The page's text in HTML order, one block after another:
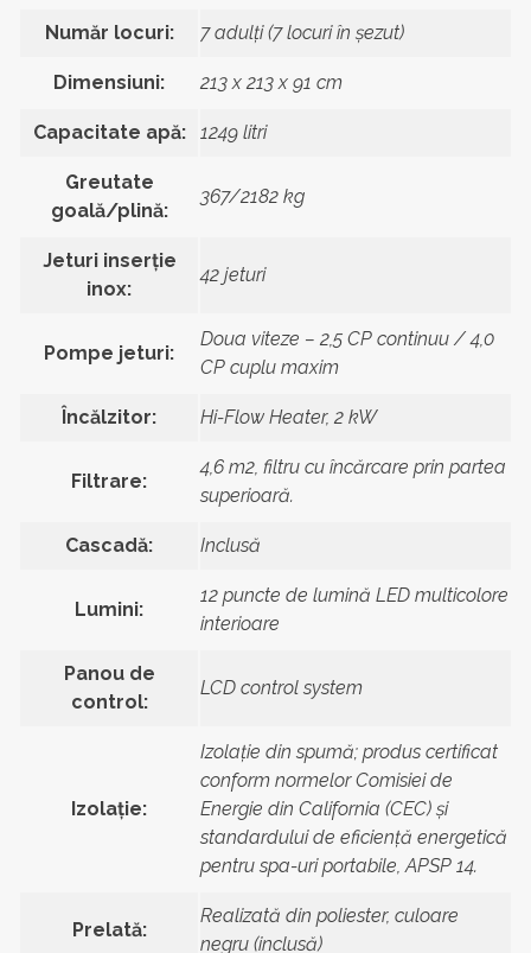
Număr locuri: 7 adulți (7 locuri în șezut)
Dimensiuni: 213 x 213 x 91 cm
Capacitate apă: 1249 litri
Greutate
goală/plină:
367/2182 kg
Jeturi inserție
inox:
42 jeturi
Pompe jeturi:
Doua viteze – 2,5 CP continuu / 4,0
CP cuplu maxim
Încălzitor: Hi-Flow Heater, 2 kW
Filtrare:
4,6 m2, filtru cu încărcare prin partea
superioară.
Cascadă: Inclusă
Lumini:
12 puncte de lumină LED multicolore
interioare
Panou de
control:
LCD control system
Izolație:
Izolație din spumă; produs certificat
conform normelor Comisiei de
Energie din California (CEC) și
standardului de eficiență energetică
pentru spa-uri portabile, APSP 14.
Prelată:
Realizată din poliester, culoare
negru (inclusă)